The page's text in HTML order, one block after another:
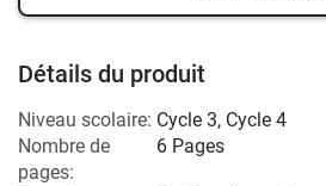
Détails du produit
Niveau scolaire: Cycle 3, Cycle 4
Nombre de
pages:
6 Pages